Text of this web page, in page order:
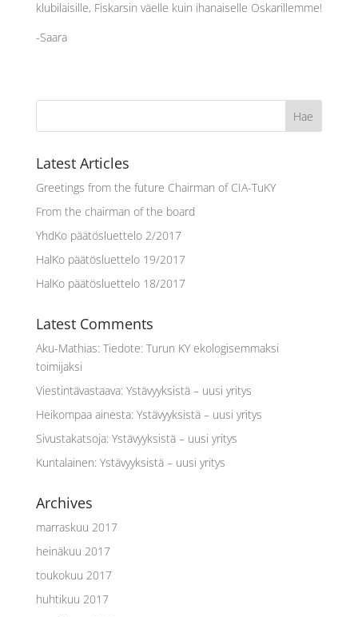
klubilaisille, Fiskarsin väelle kuin ihanaiselle Oskarillemme!
-Saara
Latest Articles
Greetings from the future Chairman of CIA-TuKY
From the chairman of the board
YhdKo päätösluettelo 2/2017
HalKo päätösluettelo 19/2017
HalKo päätösluettelo 18/2017
Latest Comments
Aku-Mathias: Tiedote: Turun KY ekologisemmaksi
toimijaksi
Viestintävastaava: Ystävyyksistä – uusi yritys
Heikompaa ainesta: Ystävyyksistä – uusi yritys
Sivustakatsoja: Ystävyyksistä – uusi yritys
Kuntalainen: Ystävyyksistä – uusi yritys
Archives
marraskuu 2017
heinäkuu 2017
toukokuu 2017
huhtikuu 2017